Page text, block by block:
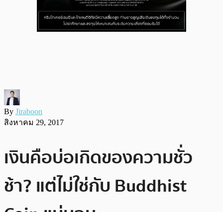
By Jiraboon
สิงหาคม 29, 2017
เงินคือบ่อเกิดของความชั่ว
ช้า? แต่ไม่ใช่กับ Buddhist